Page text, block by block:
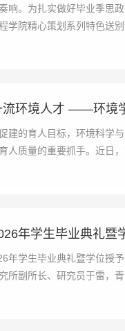
响。为扎实做好毕业季思
学院精心策划系列特色送
建的育人目标，环境科学
人质量的重要抓手。近日
年学生毕业典礼暨
年学生毕业典礼暨学位授
所副所长、研究员于雷，